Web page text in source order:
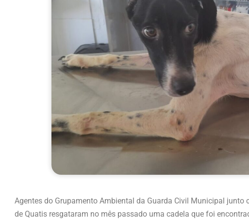
Agentes do Grupamento Ambiental da Guarda Civil Municipal
de Quatis resgataram no mês passado uma cadela que foi